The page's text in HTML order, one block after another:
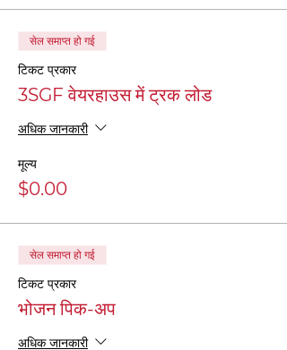
सेल समाप्त हो गई
टिकट प्रकार
3SGF वेयरहाउस में ट्रक लोड
अधिक जानकारी
मूल्य
$0.00
सेल समाप्त हो गई
टिकट प्रकार
भोजन पिक-अप
अधिक जानकारी